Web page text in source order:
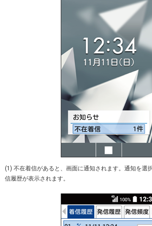
(1) 不在着信があると、画面に通知されます。通知を選択
信履歴が表示されます。